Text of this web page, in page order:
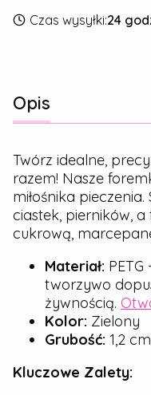
Czas wysyłki:24
Opis
Twórz idealne,
razem! Nasze
miłośnika
ciastek, pierników,
cukrową,
Materiał:
tworzywo
żywnością.
Kolor: Zielony
Grubość: 1,2 cm
Kluczowe Zalety: